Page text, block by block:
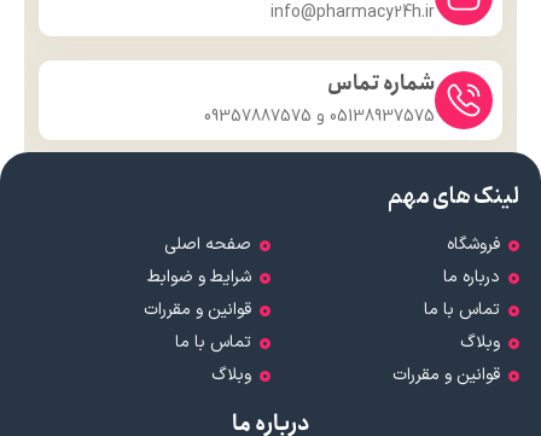
info@pharmacy24h.ir
شماره تماس
05138937575 و 09357887575
لینک های مهم
فروشگاه
درباره ما
تماس با ما
وبلاگ
قوانین و مقررات
صفحه اصلی
شرایط و ضوابط
قوانین و مقررات
تماس با ما
وبلاگ
درباره ما